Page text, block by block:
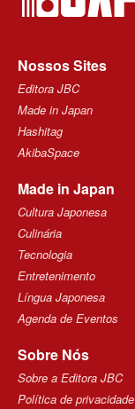
Nossos Sites
Editora JBC
Made in Japan
Hashitag
AkibaSpace
Made in Japan
Cultura Japonesa
Culinária
Tecnologia
Entretenimento
Língua Japonesa
Agenda de Eventos
Sobre Nós
Sobre a Editora JBC
Política de privacidade